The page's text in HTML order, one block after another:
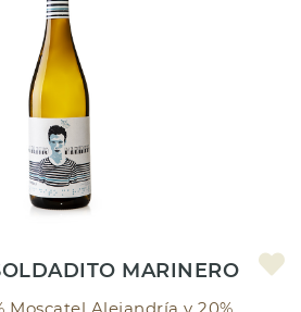
MARINERO
Moscatel Alejandría y 20%